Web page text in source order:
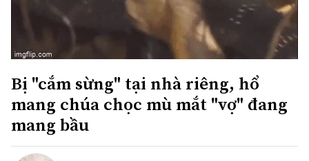
Bị "cắm sừng" tại nhà riêng, hổ
mang chúa chọc mù mắt "vợ" đang
mang bầu